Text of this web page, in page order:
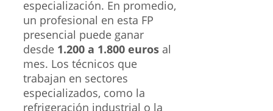
Solicita
Información